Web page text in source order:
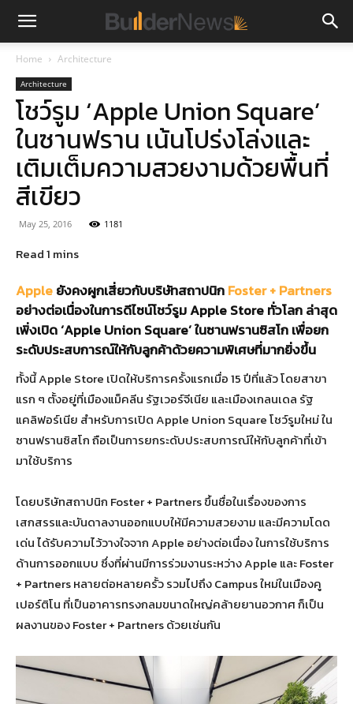
Home Architecture
Architecture
โชว์รูม ‘Apple Union Square’
ในซานฟราน เน้นโปร่งโล่งและ
เติมเต็มความสวยงามด้วยพื้นที่
สีเขียว
May 25, 2016 1181
Appleยังคงผูกเสี่ยวกับบริษัทสถาปนิกFoster + Partners
อย่างต่อเนื่องในการดีไซน์โชว์รูม Apple Store ทั่วโลก ล่าสุด
เพิ่งเปิด ‘Apple Union Square’ ในซานฟรานซิสโก เพื่อยก
ระดับประสบการณ์ให้กับลูกค้าด้วยความพิเศษที่มากยิ่งขึ้น
ทั้งนี้ Apple Store เปิดให้บริการครั้งแรกเมื่อ 15 ปีที่แล้ว โดยสาขา
แรก ๆ ตั้งอยู่ที่เมืองแม็คลีน รัฐเวอร์จีเนีย และเมืองเกลนเดล รัฐ
แคลิฟอร์เนีย สำหรับการเปิด Apple Union Square โชว์รูมใหม่ ใน
ซานฟรานซิสโก ถือเป็นการยกระดับประสบการณ์ให้กับลูกค้าที่เข้า
มาใช้บริการ
โดยบริษัทสถาปนิก Foster + Partners ขึ้นชื่อในเรื่องของการ
เสกสรรและบันดาลงานออกแบบให้มีความสวยงาม และมีความโดด
เด่น ได้รับความไว้วางใจจาก Apple อย่างต่อเนื่อง ในการใช้บริการ
ด้านการออกแบบ ซึ่งที่ผ่านมีการร่วมงานระหว่าง Apple และ Foster
+ Partners หลายต่อหลายครั้ว รวมไปถึง Campus ใหม่ในเมืองคู
เปอร์ติโน ที่เป็นอาคารทรงกลมขนาดใหญ่คล้ายยานอวกาศ ก็เป็น
ผลงานของ Foster + Partners ด้วยเช่นกัน